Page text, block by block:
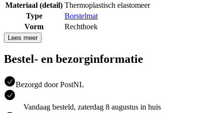
Materiaal (detail) Thermoplastisch elastomeer
Type
Borstelmat
Vorm
Rechthoek
Lees meer
Bestel- en bezorginformatie
Bezorgd door PostNL
Vandaag besteld, zaterdag 8 augustus in huis